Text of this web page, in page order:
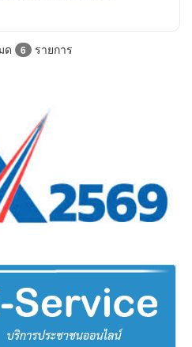
ด 6 รายการ